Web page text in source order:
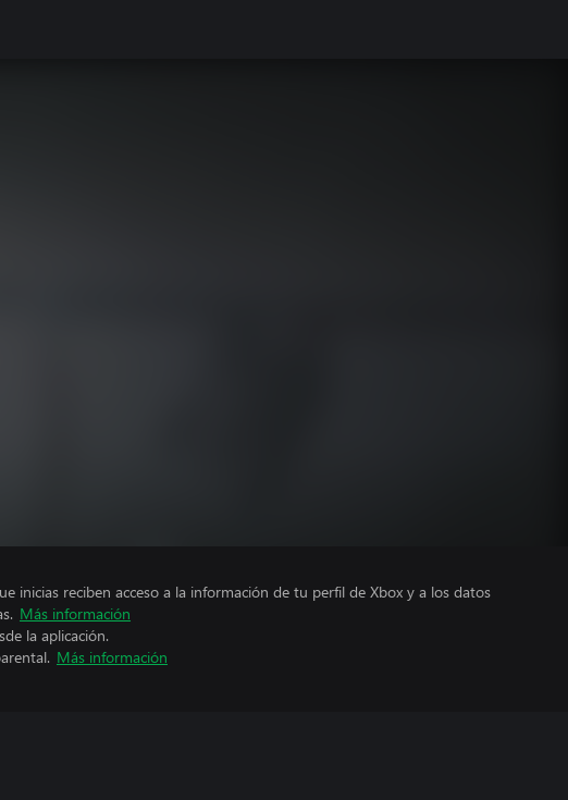
inicias reciben acceso a la información de tu perfil de Xbox y a los datos
Más información
la aplicación.
Más información